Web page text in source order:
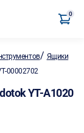
0
/ Ящики
00002702
YT-A1020